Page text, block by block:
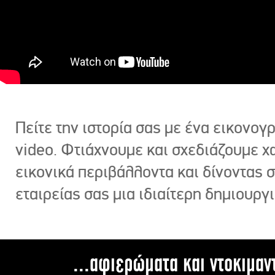
Πείτε την ιστορία σας με ένα
video. Φτιάχνουμε και σχεδιάζουμε
εικονικά περιβάλλοντα και δίνοντας
εταιρείας σας μια ιδιαίτερη
...αφιερώματα και